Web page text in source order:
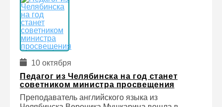
10 октября
Педагог из Челябинска на год станет
советником министра просвещения
Преподаватель английского языка из